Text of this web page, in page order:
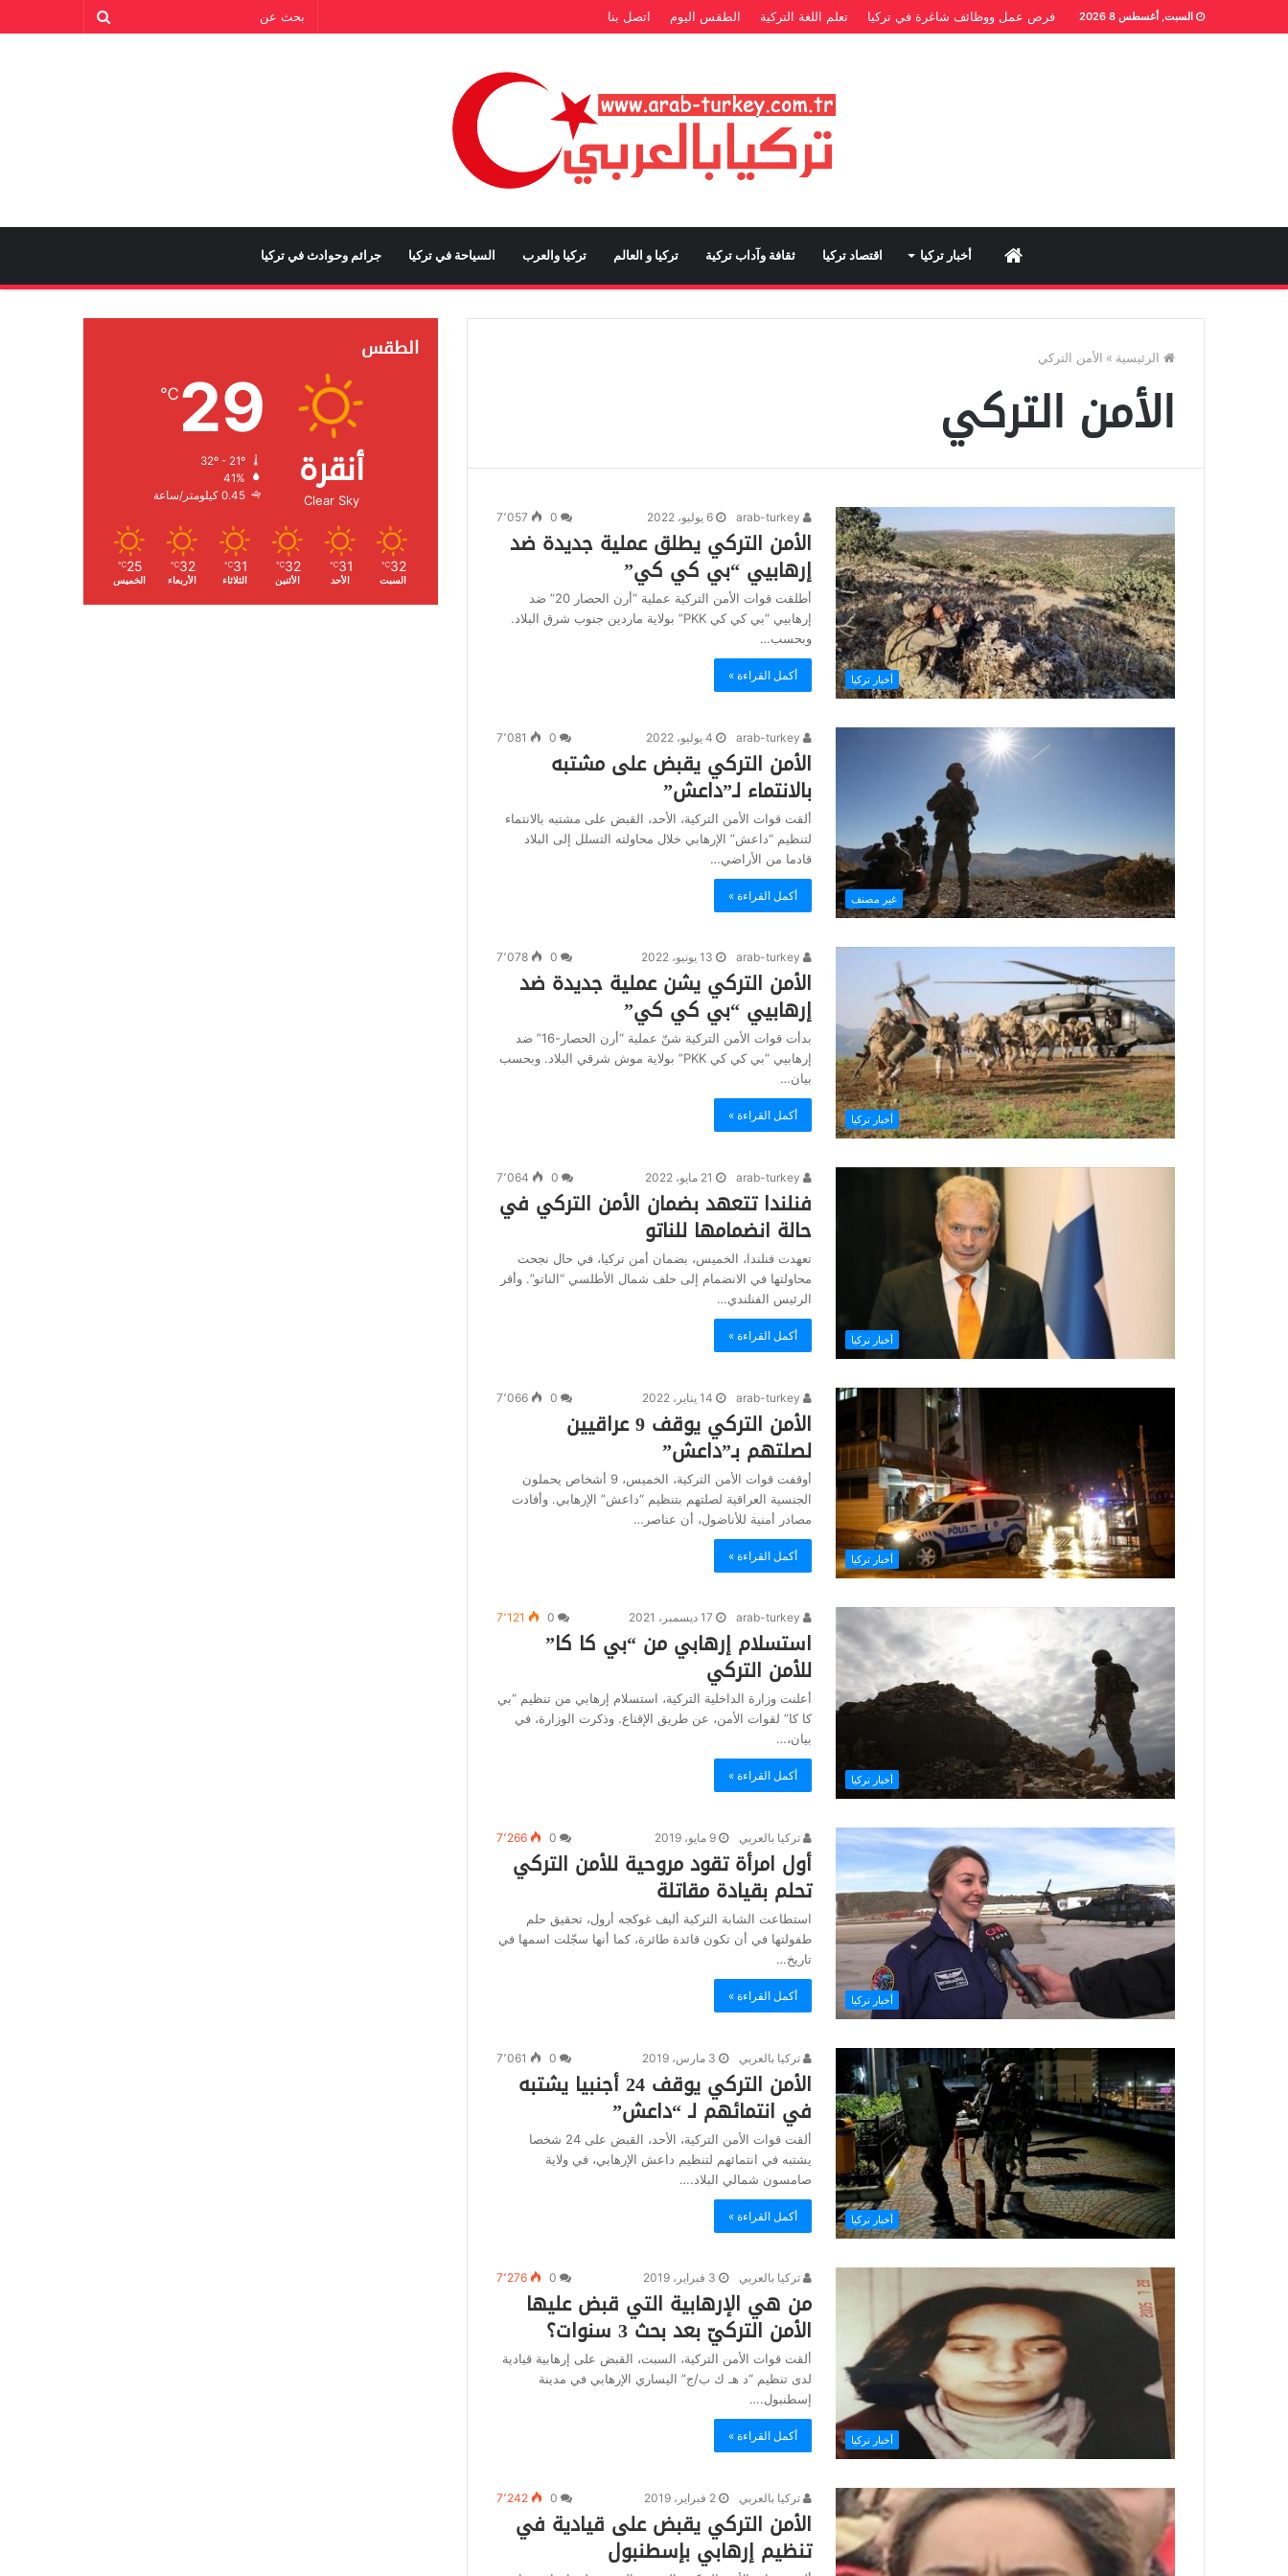
السبت, أغسطس 8 2026 فرص عمل ووظائف شاغرة في تركيا تعلم اللغة التركية الطقس اليوم اتصل بنا
Home أخبار تركيا اقتصاد تركيا ثقافة وآداب تركية تركيا و العالم تركيا والعرب السياحة في تركيا جرائم وحوادث في تركيا
الرئيسية » الأمن التركي
الأمن التركي
أخبار تركيا
6 يوليو، 2022 7٬057
الأمن التركي يطلق عملية جديدة ضد
إرهابيي “بي كي كي”
أطلقت قوات الأمن التركية عملية “أرن الحصار 20” ضد
إرهابيي “بي كي كي PKK” بولاية ماردين جنوب شرق البلاد.
وبحسب…
أكمل القراءة »
غير مصنف
4 يوليو، 2022 7٬081
الأمن التركي يقبض على مشتبه
بالانتماء لـ”داعش”
ألقت قوات الأمن التركية، الأحد، القبض على مشتبه بالانتماء
لتنظيم “داعش” الإرهابي خلال محاولته التسلل إلى البلاد
قادما من الأراضي…
أكمل القراءة »
أخبار تركيا
13 يونيو، 2022 7٬078
الأمن التركي يشن عملية جديدة ضد
إرهابيي “بي كي كي”
بدأت قوات الأمن التركية شنّ عملية “أرن الحصار-16” ضد
إرهابيي “بي كي كي PKK” بولاية موش شرقي البلاد. وبحسب
بيان…
أكمل القراءة »
أخبار تركيا
21 مايو، 2022 7٬064
فنلندا تتعهد بضمان الأمن التركي في
حالة انضمامها للناتو
تعهدت فنلندا، الخميس، بضمان أمن تركيا، في حال نجحت
محاولتها في الانضمام إلى حلف شمال الأطلسي “الناتو”. وأقر
الرئيس الفنلندي…
أكمل القراءة »
أخبار تركيا
14 يناير، 2022 7٬066
الأمن التركي يوقف 9 عراقيين
لصلتهم بـ”داعش”
أوقفت قوات الأمن التركية، الخميس، 9 أشخاص يحملون
الجنسية العراقية لصلتهم بتنظيم “داعش” الإرهابي. وأفادت
مصادر أمنية للأناضول، أن عناصر…
أكمل القراءة »
أخبار تركيا
17 ديسمبر، 2021 7٬121
استسلام إرهابي من “بي كا كا”
للأمن التركي
أعلنت وزارة الداخلية التركية، استسلام إرهابي من تنظيم “بي
كا كا” لقوات الأمن، عن طريق الإقناع. وذكرت الوزارة، في
بيان،…
أكمل القراءة »
أخبار تركيا
تركيا بالعربي 9 مايو، 2019 7٬266
أول امرأة تقود مروحية للأمن التركي
تحلم بقيادة مقاتلة
استطاعت الشابة التركية أليف غوكجه أرول، تحقيق حلم
طفولتها في أن تكون قائدة طائرة، كما أنها سجّلت اسمها في
تاريخ…
أكمل القراءة »
أخبار تركيا
تركيا بالعربي 3 مارس، 2019 7٬061
الأمن التركي يوقف 24 أجنبيا يشتبه
في انتمائهم لـ “داعش”
ألقت قوات الأمن التركية، الأحد، القبض على 24 شخصا
يشتبه في انتمائهم لتنظيم داعش الإرهابي، في ولاية
صامسون شمالي البلاد.…
أكمل القراءة »
أخبار تركيا
تركيا بالعربي 3 فبراير، 2019 7٬276
من هي الإرهابية التي قبض عليها
الأمن التركيّ بعد بحث 3 سنوات؟
ألقت قوات الأمن التركية، السبت، القبض على إرهابية قيادية
لدى تنظيم “د هـ ك ب/ج” اليساري الإرهابي في مدينة
إسطنبول.…
أكمل القراءة »
تركيا بالعربي 2 فبراير، 2019 7٬242
الأمن التركي يقبض على قيادية في
تنظيم إرهابي بإسطنبول
الطقس
أنقرة
Clear Sky
29
℃
الرطوبة:
الرياح:
32
℃
السبت
31
℃
الأحد
32
℃
الأثنين
31
℃
الثلاثاء
32
℃
الأربعاء
25
℃
الخميس